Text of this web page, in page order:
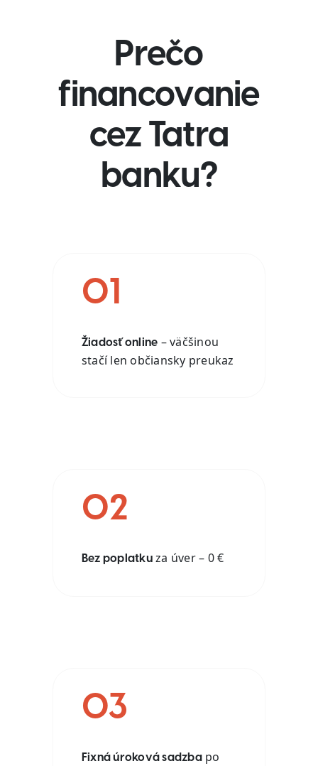
Prečo
financovanie
cez Tatra
banku?
01
Žiadosť online – väčšinou
stačí len občiansky preukaz
02
Bez poplatkuza úver – 0 €
03
Fixná úroková sadzbapo